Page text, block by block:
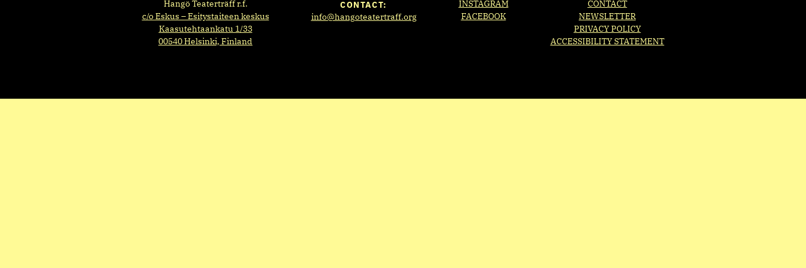
Hangö Teaterträff r.f.
c/o Eskus – Esitystaiteen keskus
Kaasutehtaankatu 1/33
00540 Helsinki, Finland
CONTACT:
info@hangoteatertraff.org
INSTAGRAM
FACEBOOK
CONTACT
NEWSLETTER
PRIVACY POLICY
ACCESSIBILITY STATEMENT